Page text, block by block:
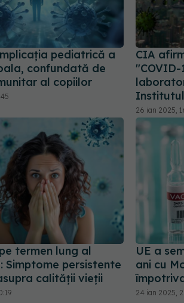
pediatrică a
confundată de
al copiilor
CIA
26 ian 2025,
termen lung al
Simptome persistente
calității vieții
UE a
ani cu
24 ian 2025,